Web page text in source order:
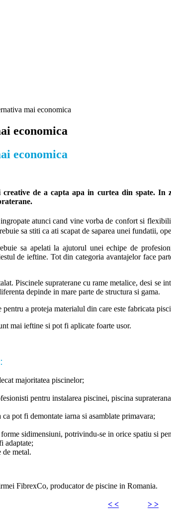
mai economica
economica
economica
de a capta apa in curtea din spate.
atunci cand vine vorba de confort si
sa stiti ca ati scapat de saparea unei fundatii,
sa apelati la ajutorul unei echipe de
de ieftine. Tot din categoria avantajelor face
Piscinele supraterane cu rame metalice, desi
depinde in mare parte de structura si gama.
a proteja materialul din care este fabricata
mai ieftine si pot fi aplicate foarte usor.
majoritatea piscinelor;
pentru instalarea piscinei, piscina
pot fi demontate iarna si asamblate primavara;
sidimensiuni, potrivindu-se in orice spatiu si
adaptate;
metal.
FibrexCo, producator de piscine in Romania.
< <
> >